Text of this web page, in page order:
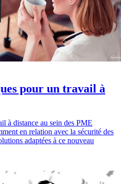
pour un travail à
à distance au sein des PME
en relation avec la sécurité des
adaptées à ce nouveau